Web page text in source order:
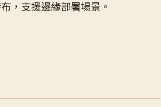
，支援邊緣部署場景。